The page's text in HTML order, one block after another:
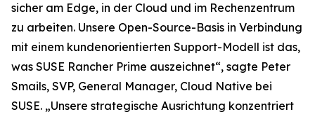
sicher am Edge, in der Cloud und im Rechenzentrum
zu arbeiten. Unsere Open-Source-Basis in Verbindung
mit einem kundenorientierten Support-Modell ist das,
was SUSE Rancher Prime auszeichnet“, sagte Peter
Smails, SVP, General Manager, Cloud Native bei
SUSE. „Unsere strategische Ausrichtung konzentriert